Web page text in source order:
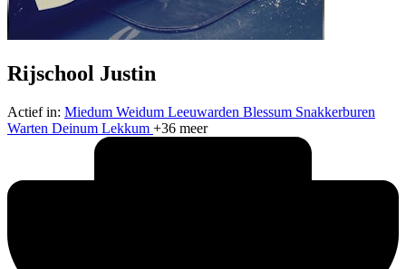
Rijschool Justin
Actief in: Miedum Weidum Leeuwarden Blessum Snakkerburen
Warten Deinum Lekkum +36 meer